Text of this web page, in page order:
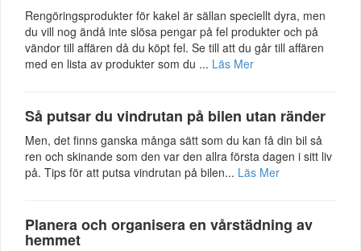
Rengöringsprodukter för kakel är sällan speciellt dyra, men
du vill nog ändå inte slösa pengar på fel produkter och på
vändor till affären då du köpt fel. Se till att du går till affären
med en lista av produkter som du ... Läs Mer
Så putsar du vindrutan på bilen utan ränder
Men, det finns ganska många sätt som du kan få din bil så
ren och skinande som den var den allra första dagen i sitt liv
på. Tips för att putsa vindrutan på bilen... Läs Mer
Planera och organisera en vårstädning av
hemmet